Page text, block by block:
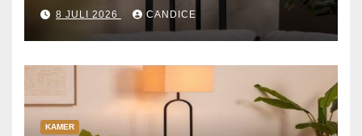
8 JULI 2026 CANDICE
KAMER